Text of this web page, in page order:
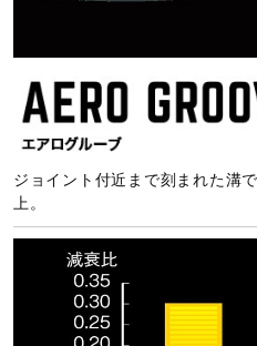
ジョイント付近まで刻まれた溝
上。